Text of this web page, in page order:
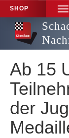
SHOP
Ab 15
der